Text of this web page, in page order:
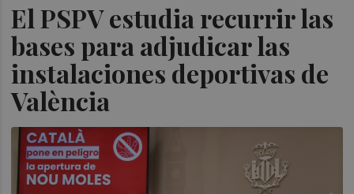
El PSPV estudia recurrir las
bases para adjudicar las
instalaciones deportivas de
València